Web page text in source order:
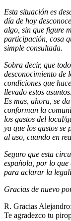
Esta situación es
día de hoy
algo, sin que figure
participación, cosa
simple consultada.
Sobra decir, que
desconocimiento de
condiciones que
llevado estos asuntos.
Es mas, ahora, se
conforman la
los gastos del local/
ya que los gastos se
al uso, cuando en
Seguro que esta
española, por lo que
para aclarar la
Gracias de nuevo
R. Gracias Alejandro:
Te agradezco tu